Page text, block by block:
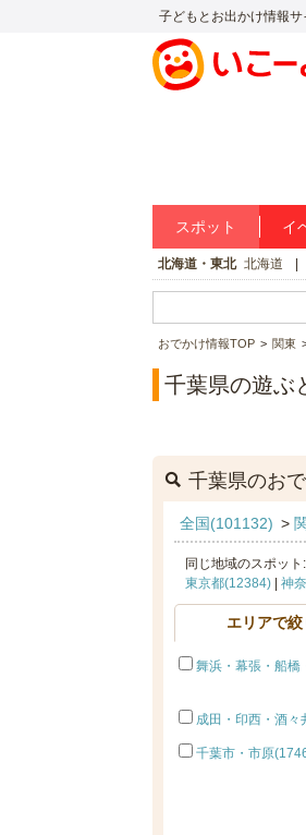
子どもとお出かけ情報
スポット イ
北海道・東北 北海道
おでかけ情報TOP 関東
千葉県の遊ぶ
千葉県のお
全国(101132) >
同じ地域のスポット:
東京都(12384)| 神
エリアで
舞浜・幕張・船橋
成田・印西・酒々
千葉市・市原